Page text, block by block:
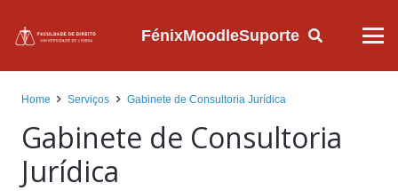
FénixMoodleSuporte
Home Serviços Gabinete de Consultoria Jurídica
Gabinete de Consultoria
Jurídica